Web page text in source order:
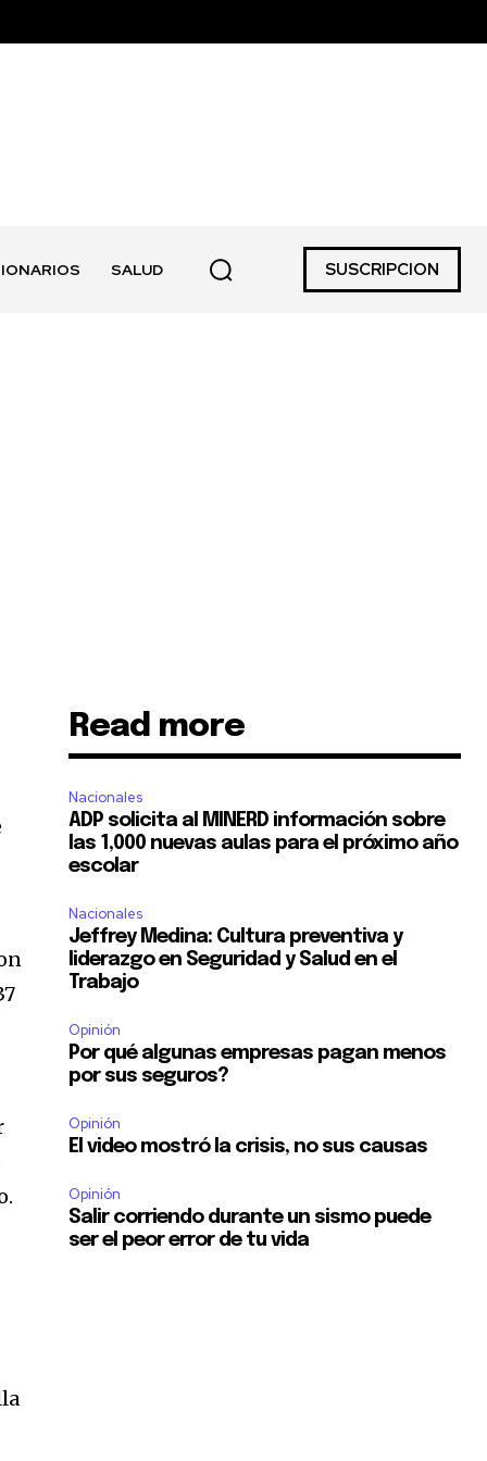
SALUD SUSCRIPCION
Read more
Nacionales
ADP solicita al MINERD información sobre
las 1,000 nuevas aulas para el próximo año
escolar
Nacionales
Jeffrey Medina: Cultura preventiva y
liderazgo en Seguridad y Salud en el
Trabajo
Opinión
Por qué algunas empresas pagan menos
por sus seguros?
Opinión
El video mostró la crisis, no sus causas
Opinión
Salir corriendo durante un sismo puede
ser el peor error de tu vida